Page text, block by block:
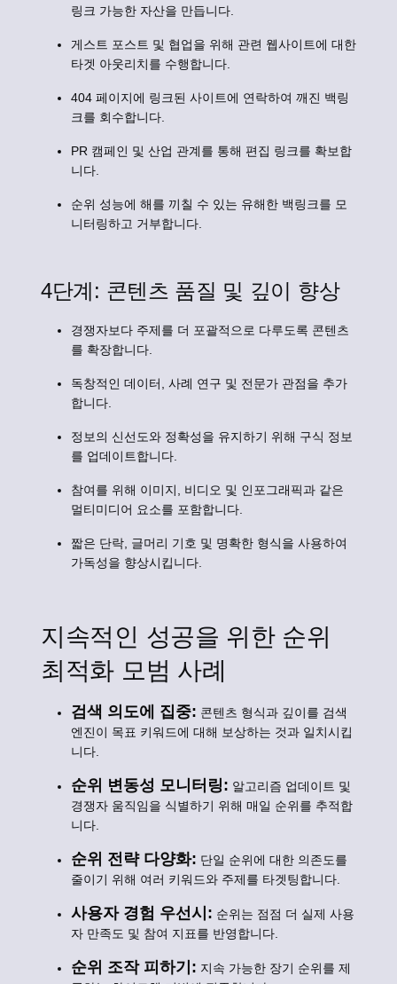
링크 가능한 자산을 만듭니다.
게스트 포스트 및 협업을 위해 관련 웹사이트에 대한
타겟 아웃리치를 수행합니다.
404 페이지에 링크된 사이트에 연락하여 깨진 백링
크를 회수합니다.
PR 캠페인 및 산업 관계를 통해 편집 링크를 확보합
니다.
순위 성능에 해를 끼칠 수 있는 유해한 백링크를 모
니터링하고 거부합니다.
4단계: 콘텐츠 품질 및 깊이 향상
경쟁자보다 주제를 더 포괄적으로 다루도록 콘텐츠
를 확장합니다.
독창적인 데이터, 사례 연구 및 전문가 관점을 추가
합니다.
정보의 신선도와 정확성을 유지하기 위해 구식 정보
를 업데이트합니다.
참여를 위해 이미지, 비디오 및 인포그래픽과 같은
멀티미디어 요소를 포함합니다.
짧은 단락, 글머리 기호 및 명확한 형식을 사용하여
가독성을 향상시킵니다.
지속적인 성공을 위한 순위
최적화 모범 사례
검색 의도에 집중: 콘텐츠 형식과 깊이를 검색
엔진이 목표 키워드에 대해 보상하는 것과 일치시킵
니다.
순위 변동성 모니터링: 알고리즘 업데이트 및
경쟁자 움직임을 식별하기 위해 매일 순위를 추적합
니다.
순위 전략 다양화: 단일 순위에 대한 의존도를
줄이기 위해 여러 키워드와 주제를 타겟팅합니다.
사용자 경험 우선시: 순위는 점점 더 실제 사용
자 만족도 및 참여 지표를 반영합니다.
순위 조작 피하기: 지속 가능한 장기 순위를 제